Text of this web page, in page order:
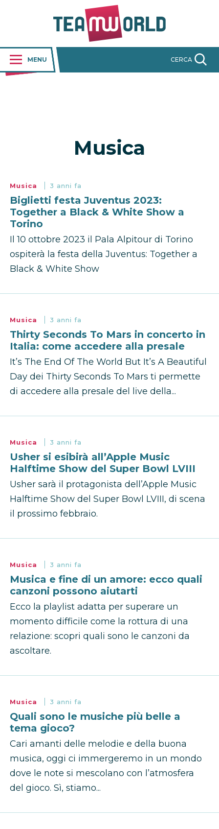
MENU CERCA
Musica
Musica 3 anni fa
Biglietti festa Juventus 2023:
Together a Black & White Show a
Torino
Il 10 ottobre 2023 il Pala Alpitour di Torino
ospiterà la festa della Juventus: Together a
Black & White Show
Musica 3 anni fa
Thirty Seconds To Mars in concerto in
Italia: come accedere alla presale
It’s The End Of The World But It’s A Beautiful
Day dei Thirty Seconds To Mars ti permette
di accedere alla presale del live della...
Musica 3 anni fa
Usher si esibirà all’Apple Music
Halftime Show del Super Bowl LVIII
Usher sarà il protagonista dell’Apple Music
Halftime Show del Super Bowl LVIII, di scena
il prossimo febbraio.
Musica 3 anni fa
Musica e fine di un amore: ecco quali
canzoni possono aiutarti
Ecco la playlist adatta per superare un
momento difficile come la rottura di una
relazione: scopri quali sono le canzoni da
ascoltare.
Musica 3 anni fa
Quali sono le musiche più belle a
tema gioco?
Cari amanti delle melodie e della buona
musica, oggi ci immergeremo in un mondo
dove le note si mescolano con l’atmosfera
del gioco. Sì, stiamo...